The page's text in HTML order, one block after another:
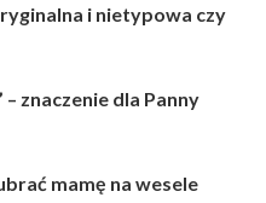
i nietypowa czy
znaczenie dla Panny
mamę na wesele